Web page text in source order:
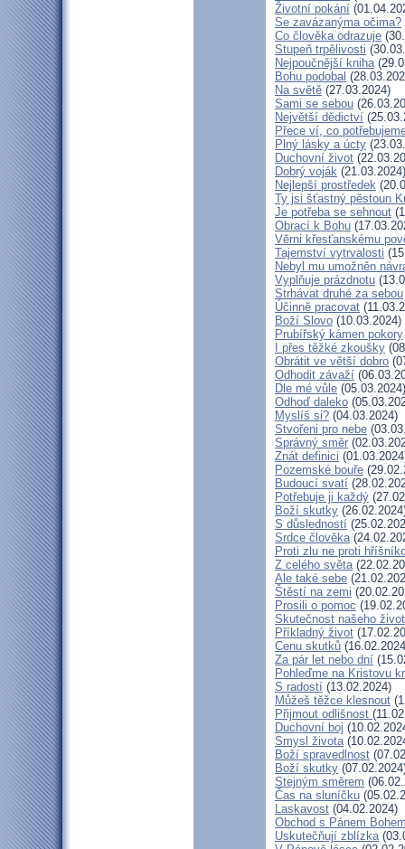
Životní pokání
Se zavázanýma očima?
Co člověka odrazuje
Stupeň trpělivosti
Nejpoučnější kniha
Bohu podobal
Na světě (27.03.2024)
Sami se sebou
Největší dědictví
Přece ví, co
Plný lásky a úcty
Duchovní život
Dobrý voják (21.03.2024)
Nejlepší prostředek
Ty jsi šťastný pěstoun
Je potřeba se sehnout
Obrací k Bohu
Věrni křesťanskému
Tajemství vytrvalosti
Nebyl mu umožněn
Vyplňuje prázdnotu
Strhávat druhé za sebou
Účinně pracovat
Boží Slovo (10.03.2024)
Prubířský kámen pokory
I přes těžké zkoušky
Obrátit ve větší dobro
Odhodit závaží
Dle mé vůle (05.03.2024)
Odhoď daleko
Myslíš si? (04.03.2024)
Stvořeni pro nebe
Správný směr
Znát definici
Pozemské bouře
Budoucí svatí
Potřebuje ji každý
Boží skutky
S důsledností
Srdce člověka
Proti zlu ne proti
Z celého světa
Ale také sebe
Štěstí na zemi
Prosili o pomoc
Skutečnost našeho
Příkladný život
Cenu skutků
Za pár let nebo dní
Pohleďme na Kristovu
S radostí (13.02.2024)
Můžeš těžce klesnout
Přijmout odlišnost
Duchovní boj
Smysl života
Boží spravedlnost
Boží skutky
Stejným směrem
Čas na sluníčku
Laskavost (04.02.2024)
Obchod s Pánem
Uskutečňují zblízka